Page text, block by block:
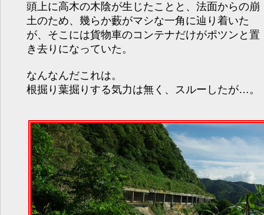
頭上に高木の木陰が生じたことと、法面からの崩
土のため、幾らか藪がマシな一角に辿り着いた
が、そこには貨物車のコンテナだけがポツンと置
き去りになっていた。
なんなんだこれは。
根掘り葉掘りする気力は無く、スルーしたが…。